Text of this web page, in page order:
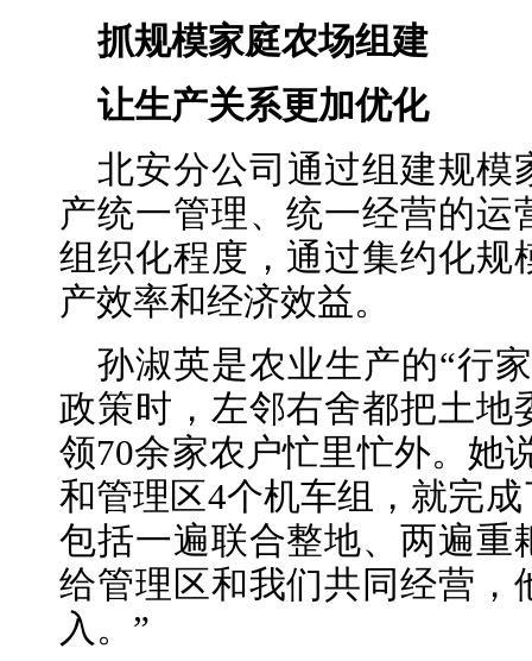
抓规模家庭农场组建
让生产关系更加优化
北安分公司通过组建规模
产统一管理、统一经营的
组织化程度，通过集约化规
产效率和经济效益。
孙淑英是农业生产的“行
政策时，左邻右舍都把土地
领70余家农户忙里忙外。她
和管理区4个机车组，就完
包括一遍联合整地、两遍重
给管理区和我们共同经营，
入。”